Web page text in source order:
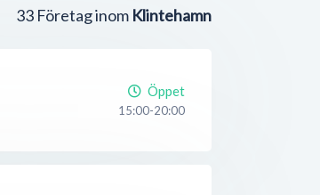
33 Företag inom Klintehamn
Öppet
15:00-20:00